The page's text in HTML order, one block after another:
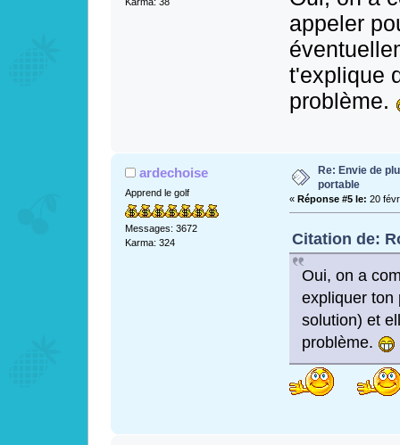
appeler
t'explique
problème.
ardechoise
Apprend le golf
Messages: 3672
Karma: 324
Re: Envie de
portable
« Réponse #5 le: 20
Citation de:
Oui, on a
expliquer ton
solution) et
problème.